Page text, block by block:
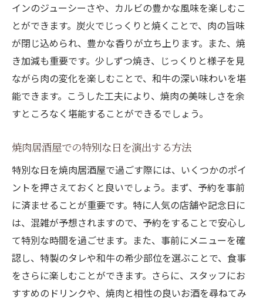
インのジューシーさや、カルビの豊かな風味を楽しむこ
とができます。炭火でじっくりと焼くことで、肉の旨味
が閉じ込められ、豊かな香りが立ち上ります。また、焼
き加減も重要です。少しずつ焼き、じっくりと様子を見
ながら肉の変化を楽しむことで、和牛の深い味わいを堪
能できます。こうした工夫により、焼肉の美味しさを余
すところなく堪能することができるでしょう。
焼肉居酒屋での特別な日を演出する方法
特別な日を焼肉居酒屋で過ごす際には、いくつかのポイ
ントを押さえておくと良いでしょう。まず、予約を事前
に済ませることが重要です。特に人気の店舗や記念日に
は、混雑が予想されますので、予約をすることで安心し
て特別な時間を過ごせます。また、事前にメニューを確
認し、特製のタレや和牛の希少部位を選ぶことで、食事
をさらに楽しむことができます。さらに、スタッフにお
すすめのドリンクや、焼肉と相性の良いお酒を尋ねてみ